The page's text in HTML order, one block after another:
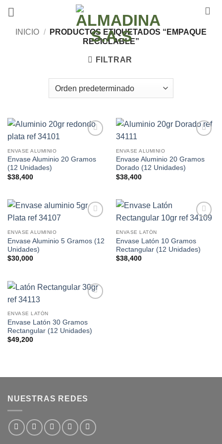
contenido
INICIO /
PRODUCTOS ETIQUETADOS “EMPAQUE
RECICLABLE”
FILTRAR
lista de
ENVASE ALUMINIO
Envase Aluminio 20 Gramos
(12 Unidades)
$38,400
lista de
ENVASE ALUMINIO
Envase Aluminio 20 Gramos
Dorado (12 Unidades)
$38,400
lista de
deseos
ENVASE ALUMINIO
Envase Aluminio 5 Gramos (12
Unidades)
$30,000
deseos
ENVASE LATÓN
Envase Latón 10 Gramos
Rectangular (12 Unidades)
$38,400
deseos
ENVASE LATÓN
Envase Latón 30 Gramos
Rectangular (12 Unidades)
$49,200
NUESTRAS REDES